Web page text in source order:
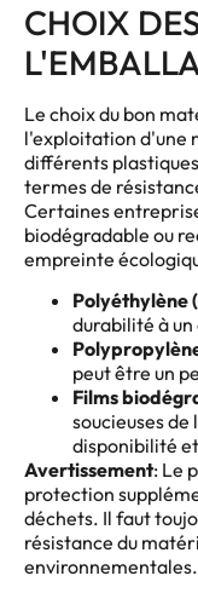
CHOIX
Le choix du bon
l'exploitation d'une
différents
termes de
Certaines
biodégradable ou
empreinte
Polyéthylène
durabilité à
peut être un
Films
soucieuses
disponibilité
Avertissement: Le
protection
déchets. Il faut
résistance du
environnementales.